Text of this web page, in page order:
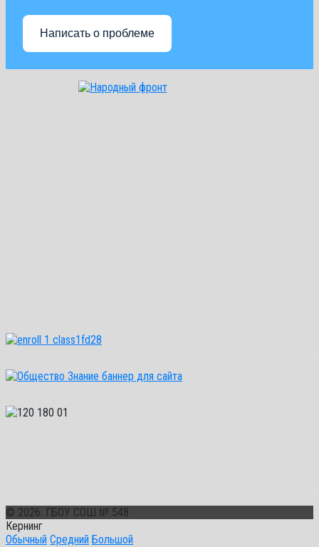
Написать о проблеме
© 2026. ГБОУ СОШ № 548
Кернинг
Обычный Средний Большой